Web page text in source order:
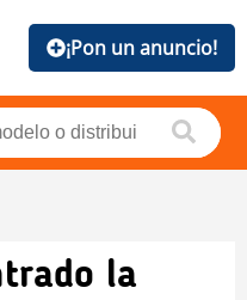
¡Pon un anuncio!
la